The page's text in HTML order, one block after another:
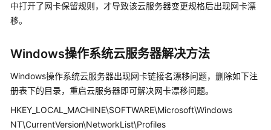
明
快
速
入
门
中打开了网卡保留规则，才导致该云服务器变更规格后出现网卡漂
移。
Windows操作系统云服务器解决方法
Windows操作系统云服务器出现网卡链接名漂移问题，删除如下注
册表下的目录，重启云服务器即可解决网卡漂移问题。
HKEY_LOCAL_MACHINE\SOFTWARE\Microsoft\Windows
NT\CurrentVersion\NetworkList\Profiles